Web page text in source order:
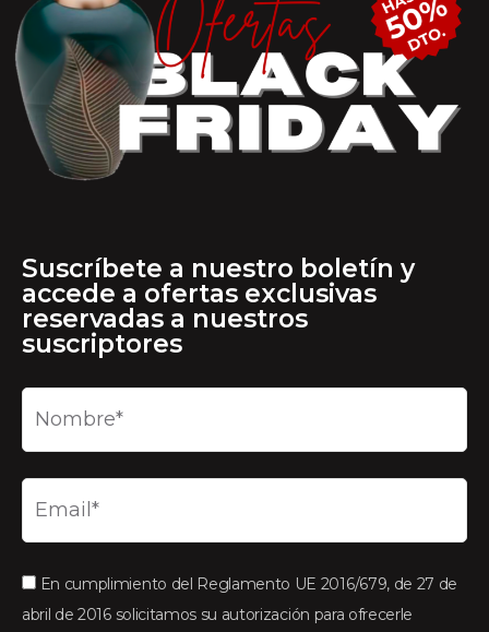
Suscríbete a nuestro boletín y
accede a ofertas exclusivas
reservadas a nuestros
suscriptores
En cumplimiento del Reglamento UE 2016/679, de 27 de
abril de 2016 solicitamos su autorización para ofrecerle